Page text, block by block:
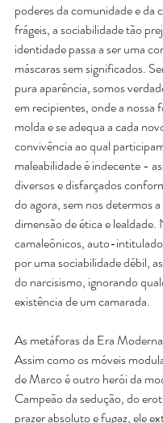
poderes da comunidade e da
frágeis, a sociabilidade tão
identidade passa a ser uma
máscaras sem significados.
pura aparência, somos
em recipientes, onde a nossa
molda e se adequa a cada
convivência ao qual
maleabilidade é indecente -
diversos e disfarçados
do agora, sem nos determos
dimensão de ética e lealdade.
camaleônicos, auto-
por uma sociabilidade débil,
do narcisismo, ignorando
existência de um camarada.
As metáforas da Era
Assim como os móveis
de Marco é outro herói da
Campeão da sedução, do
prazer absoluto e fugaz, ele